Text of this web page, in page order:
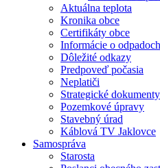
Aktuálna teplota
Kronika obce
Certifikáty obce
Informácie o odpadoch
Dôležité odkazy
Predpoveď počasia
Neplatiči
Strategické dokumenty
Pozemkové úpravy
Stavebný úrad
Káblová TV Jaklovce
Samospráva
Starosta